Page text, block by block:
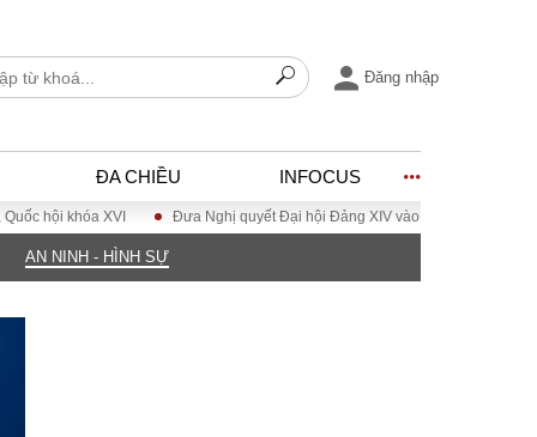
Đăng nhập
ĐA CHIỀU INFOCUS
khóa XVI Đưa Nghị quyết Đại hội Đảng XIV vào cuộc sống
AN NINH - HÌNH SỰ